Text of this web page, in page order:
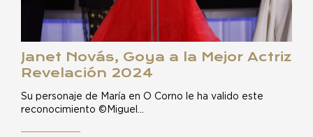
Janet Novás, Goya a la Mejor Actriz
Revelación 2024
Su personaje de María en O Corno le ha valido este
reconocimiento ©Miguel…